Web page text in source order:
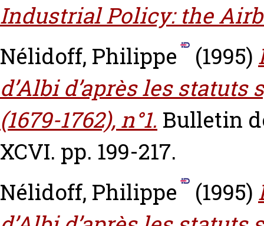
Industrial Policy: the
Nélidoff, Philippe
(1995)
d’Albi d’après les
(1679-1762), n°1. Bulletin
XCVI. pp. 199-217.
Nélidoff, Philippe
(1995)